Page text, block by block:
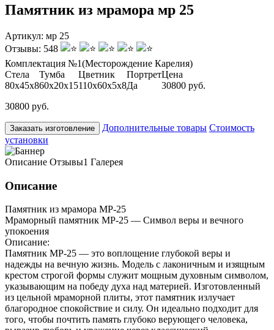
Памятник из мрамора мр 25
Артикул: мр 25
Отзывы: 548
Комплектация №1(Месторождение Карелия)
Стела
Тумба Цветник ПортретЦена
80х45х860х20х15110х60х5х8Да
30800 руб.
30800 руб.
Заказать изготовление Дополнительные товары Стоимость
установки
Описание Отзывы1 Галерея
Описание
Памятник из мрамора МР-25
Мраморный памятник МР-25 — Символ веры и вечного
упокоения
Описание:
Памятник МР-25 — это воплощение глубокой веры и
надежды на вечную жизнь. Модель с лаконичным и изящным
крестом строгой формы служит мощным духовным символом,
указывающим на победу духа над материей. Изготовленный
из цельной мраморной плиты, этот памятник излучает
благородное спокойствие и силу. Он идеально подходит для
того, чтобы почтить память глубоко верующего человека,